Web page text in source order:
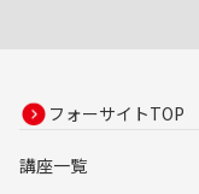
フォーサイトTOP
講座一覧